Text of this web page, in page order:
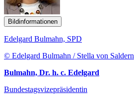
Bildinformationen
Edelgard Bulmahn, SPD
© Edelgard Bulmahn / Stella von Saldern
Bulmahn, Dr. h. c. Edelgard
Bundestagsvizepräsidentin